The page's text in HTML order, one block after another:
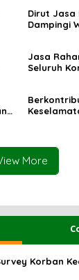
Dirut Jasa
Dampingi
PHC
Jasa
Seluruh
Awards
More
Korban